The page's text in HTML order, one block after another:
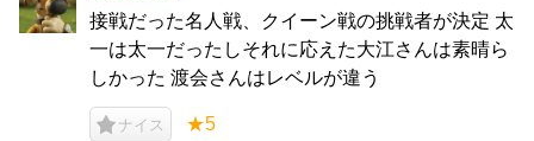
接戦だった名人戦、クイーン戦の挑戦者が決定 太
一は太一だったしそれに応えた大江さんは素晴ら
しかった 渡会さんはレベルが違う
ナイス ★5